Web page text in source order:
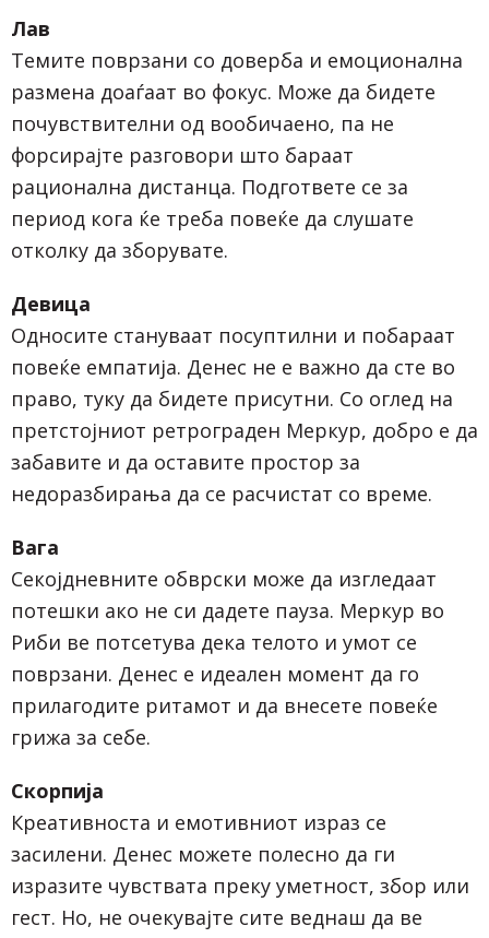
Лав
Темите поврзани со доверба и емоционална
размена доаѓаат во фокус. Може да бидете
почувствителни од вообичаено, па не
форсирајте разговори што бараат
рационална дистанца. Подгответе се за
период кога ќе треба повеќе да слушате
отколку да зборувате.
Девица
Односите стануваат посуптилни и побараат
повеќе емпатија. Денес не е важно да сте во
право, туку да бидете присутни. Со оглед на
претстојниот ретрограден Меркур, добро е да
забавите и да оставите простор за
недоразбирања да се расчистат со време.
Вага
Секојдневните обврски може да изгледаат
потешки ако не си дадете пауза. Меркур во
Риби ве потсетува дека телото и умот се
поврзани. Денес е идеален момент да го
прилагодите ритамот и да внесете повеќе
грижа за себе.
Скорпија
Креативноста и емотивниот израз се
засилени. Денес можете полесно да ги
изразите чувствата преку уметност, збор или
гест. Но, не очекувајте сите веднаш да ве